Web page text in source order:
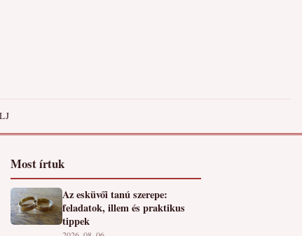
Most írtuk
Az esküvői tanú szerepe:
feladatok, illem és praktikus
tippek